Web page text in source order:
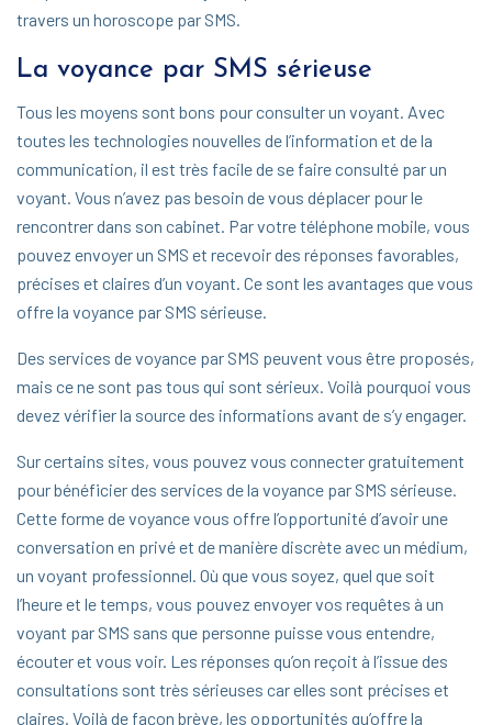
travers un horoscope par SMS.
La voyance par SMS sérieuse
Tous les moyens sont bons pour consulter un voyant. Avec
toutes les technologies nouvelles de l’information et de la
communication, il est très facile de se faire consulté par un
voyant. Vous n’avez pas besoin de vous déplacer pour le
rencontrer dans son cabinet. Par votre téléphone mobile, vous
pouvez envoyer un SMS et recevoir des réponses favorables,
précises et claires d’un voyant. Ce sont les avantages que vous
offre la voyance par SMS sérieuse.
Des services de voyance par SMS peuvent vous être proposés,
mais ce ne sont pas tous qui sont sérieux. Voilà pourquoi vous
devez vérifier la source des informations avant de s’y engager.
Sur certains sites, vous pouvez vous connecter gratuitement
pour bénéficier des services de la voyance par SMS sérieuse.
Cette forme de voyance vous offre l’opportunité d’avoir une
conversation en privé et de manière discrète avec un médium,
un voyant professionnel. Où que vous soyez, quel que soit
l’heure et le temps, vous pouvez envoyer vos requêtes à un
voyant par SMS sans que personne puisse vous entendre,
écouter et vous voir. Les réponses qu’on reçoit à l’issue des
consultations sont très sérieuses car elles sont précises et
claires. Voilà de façon brève, les opportunités qu’offre la